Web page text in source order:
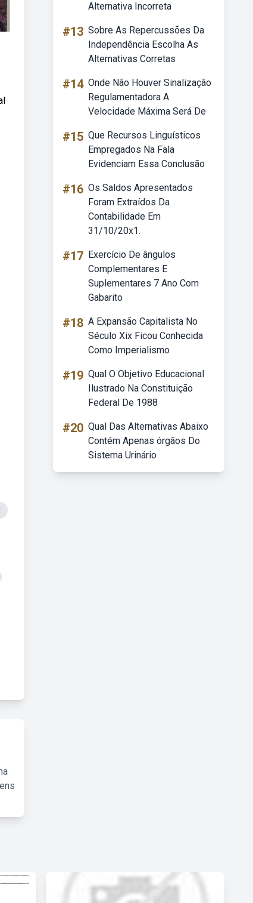
Alternativa Incorreta
#13 Sobre As Repercussões Da
Independência Escolha As
Alternativas Corretas
#14 Onde Não Houver Sinalização
Regulamentadora A
Velocidade Máxima Será De
#15 Que Recursos Linguísticos
Empregados Na Fala
Evidenciam Essa Conclusão
#16 Os Saldos Apresentados
Foram Extraídos Da
Contabilidade Em
31/10/20x1.
#17 Exercício De ângulos
Complementares E
Suplementares 7 Ano Com
Gabarito
#18 A Expansão Capitalista No
Século Xix Ficou Conhecida
Como Imperialismo
#19 Qual O Objetivo Educacional
Ilustrado Na Constituição
Federal De 1988
#20 Qual Das Alternativas Abaixo
Contém Apenas órgãos Do
Sistema Urinário